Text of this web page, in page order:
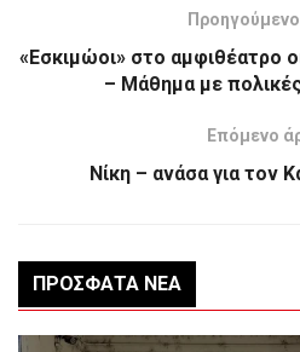
«Εσκιμώοι» στο αμφιθέατρο
– Μάθημα με
Επόμενο
Νίκη – ανάσα για τον
ΠΡΌΣΦΑΤΑ ΝΈΑ